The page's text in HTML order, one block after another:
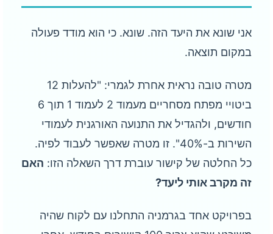
אני שונא את היעד הזה. שונא. כי הוא מודד פעולה
במקום תוצאה.
מטרה טובה נראית אחרת לגמרי: "להעלות 12
ביטויי מפתח מסחריים מעמוד 2 לעמוד 1 תוך 6
חודשים, ולהגדיל את התנועה האורגנית לעמודי
השירות ב-40%". זו מטרה שאפשר לעבוד לפיה.
כל החלטה של קישור עוברת דרך השאלה הזו: האם
זה מקרב אותי ליעד?
בפרויקט אחד בגרמניה התחלנו עם לקוח שהיה